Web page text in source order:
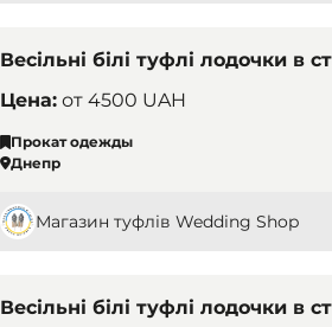
Весільні білі туфлі лодочки в
Цена: от 4500 UAH
Прокат одежды
Днепр
Магазин туфлів Wedding Shop
Весільні білі туфлі лодочки в